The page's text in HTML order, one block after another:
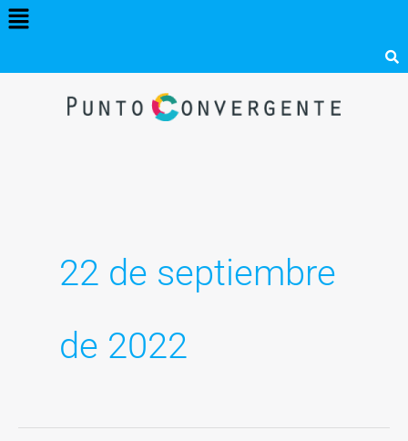
Menú
22 de septiembre
de 2022